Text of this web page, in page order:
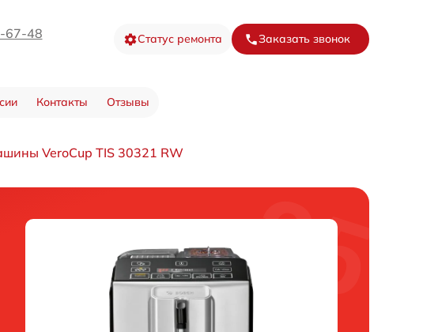
67-48 Статус ремонта Заказать звонок
Контакты Отзывы
VeroCup TIS 30321 RW